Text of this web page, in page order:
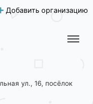
Добавить организацию
ул., 16, посёлок